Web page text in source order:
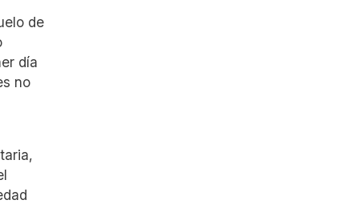
de
día
no